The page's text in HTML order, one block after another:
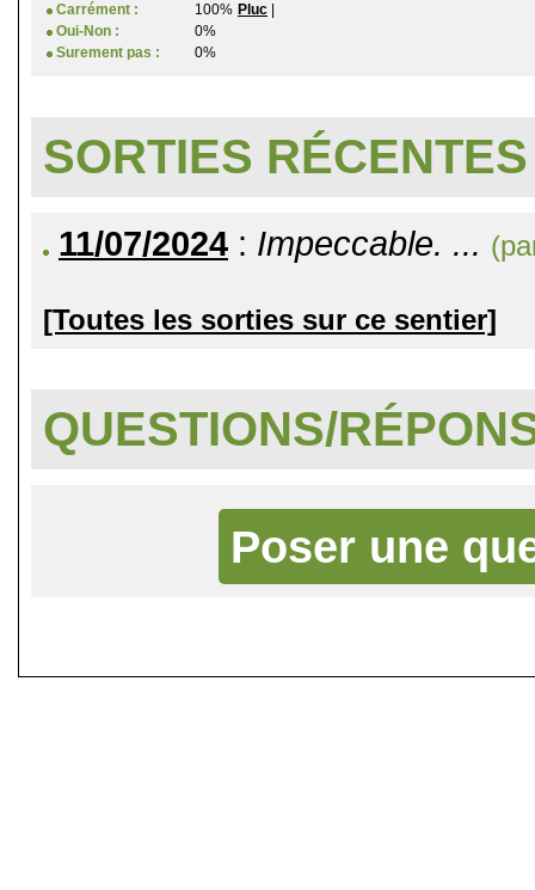
Carrément : 100% Pluc
Oui-Non :
0%
Surement pas :
0%
SORTIES RÉCENTES
11/07/2024 : Impeccable. ...
[Toutes les sorties sur ce sentier]
QUESTIONS/
Poser une